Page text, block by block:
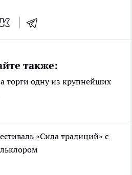
также:
торги одну из крупнейших
«Сила традиций» с